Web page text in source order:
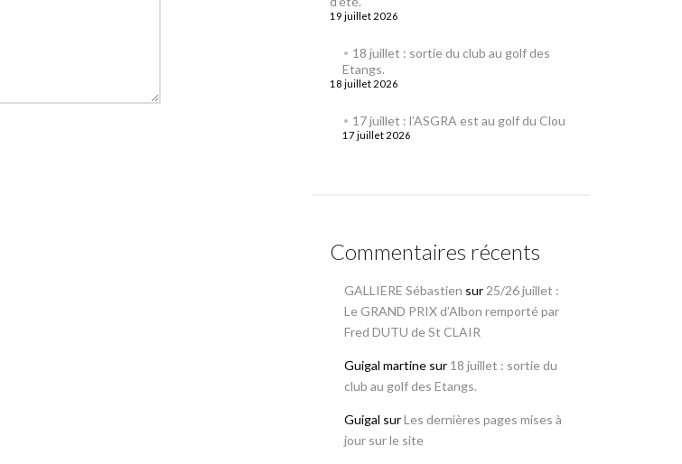
19 juillet 2026
18 juillet : sortie du club au golf des
Etangs.
18 juillet 2026
17 juillet : l’ASGRA est au golf du Clou
17 juillet 2026
Commentaires récents
GALLIERE Sébastien sur 25/26 juillet :
Le GRAND PRIX d’Albon remporté par
Fred DUTU de St CLAIR
Guigal martine sur 18 juillet : sortie du
club au golf des Etangs.
Guigal surLes dernières pages mises à
jour sur le site